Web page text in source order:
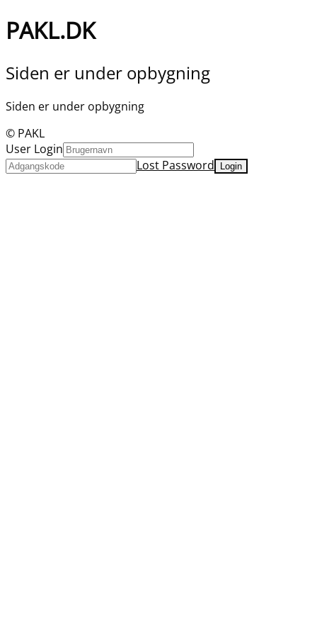
PAKL.DK
Siden er under opbygning
Siden er under opbygning
© PAKL
User Login
Lost Password